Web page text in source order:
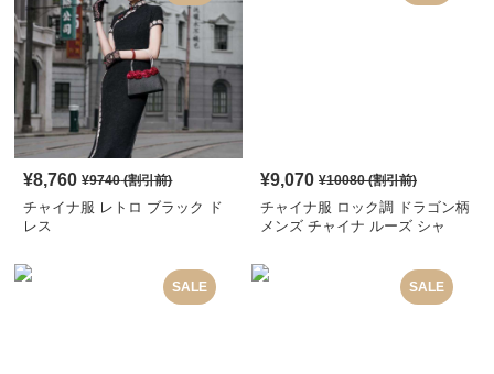
¥8,760 ¥9740(割引前)
チャイナ服 レトロ ブラック ド
レス
¥9,070 ¥10080(割引前)
チャイナ服 ロック調 ドラゴン柄
メンズ チャイナ ルーズ シャ
SALE SALE